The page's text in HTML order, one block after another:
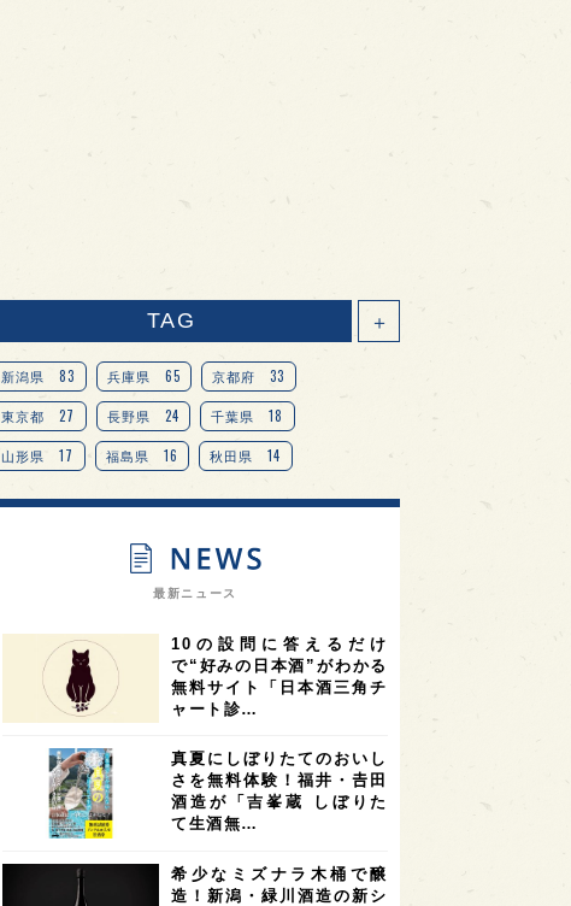
TAG ＋
新潟県 83 兵庫県 65 京都府 33
東京都 27 長野県 24 千葉県 18
山形県 17 福島県 16 秋田県 14
愛知県 14 宮城県 14 岐阜県 13
オピニオンリーダーの視点 9
奈良県 滋賀県 7 和歌山県 6
富山県 6 フランス 6 高知県 5 島根県 5
4 アメリカ 4 神奈川県 4
4 三重県 大阪府 3
オーストラリア 台湾 2 アジア 2
最新ニュース
10の設問に答えるだけ
で“好みの日本酒”がわかる
無料サイト「日本酒三角チ
ャート診…
真夏にしぼりたてのおいし
さを無料体験！福井・𠮷田
酒造が「吉峯蔵 しぼりた
て生酒無…
希少なミズナラ木桶で醸
造！新潟・緑川酒造の新シ